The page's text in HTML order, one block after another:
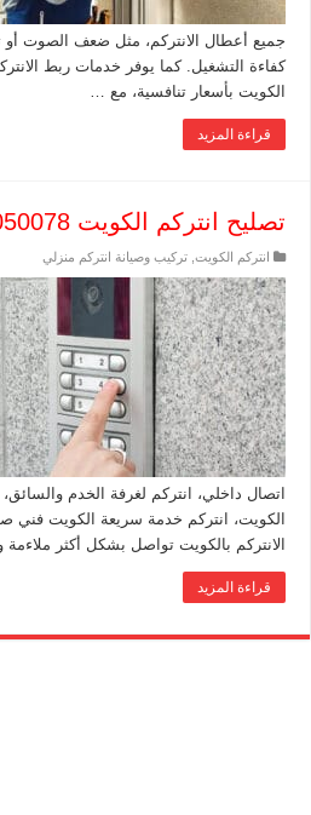
جميع أعطال الانتركم، مثل ضعف الصوت أو
كفاءة التشغيل. كما يوفر خدمات ربط
الكويت بأسعار تنافسية، مع …
قراءة المزيد
تصليح انتركم الكويت 51050078 فني صيانة انتركم
انتركم الكويت تركيب وصيانة انتركم منزلي
اتصال داخلي، انتركم لغرفة الخدم
الكويت، انتركم خدمة سريعة الكويت فني
الانتركم بالكويت تواصل بشكل أكثر
قراءة المزيد